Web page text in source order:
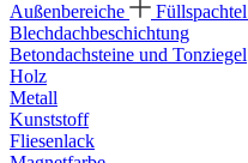
Außenbereiche
Blechdachbeschichtung
Betondachsteine und Tonziegel
Holz
Metall
Kunststoff
Fliesenlack